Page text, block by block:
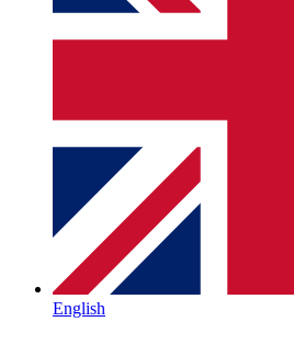
English